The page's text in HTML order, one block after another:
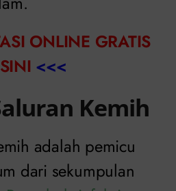
ONLINE GRATIS
<<<
Kemih
adalah pemicu
dari sekumpulan